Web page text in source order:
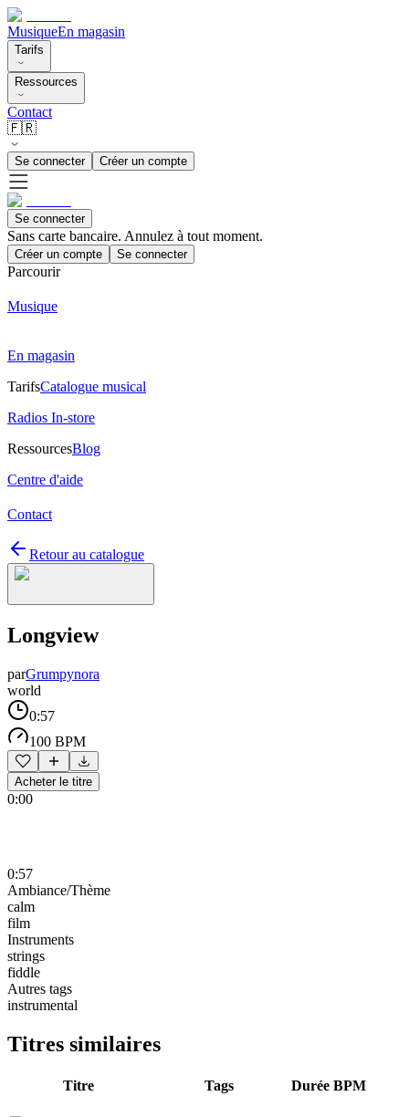
MusiqueEn magasin
Tarifs
Ressources
Contact
🇫🇷
Se connecter Créer un compte
Se connecter
Sans carte bancaire. Annulez à tout moment.
Créer un compte Se connecter
Parcourir
Musique
En magasin
TarifsCatalogue musical
Radios In-store
RessourcesBlog
Centre d'aide
Contact
Retour au catalogue
Longview
parGrumpynora
world
0:57
100 BPM
Acheter le titre
0:00
0:57
Ambiance/Thème
calm
film
Instruments
strings
fiddle
Autres tags
instrumental
Titres similaires
Titre Tags Durée BPM